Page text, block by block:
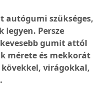
autógumi szükséges,
Persze
gumit attól
mérete és mekkorát
kövekkel, virágokkal,